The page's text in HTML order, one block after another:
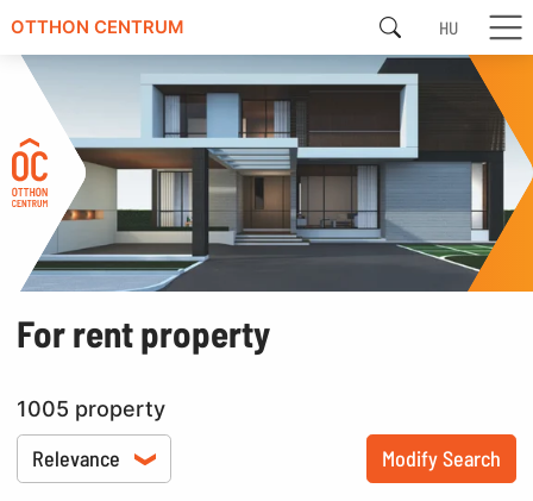
OTTHON CENTRUM HU
For rent property
1005 property
Modify Search